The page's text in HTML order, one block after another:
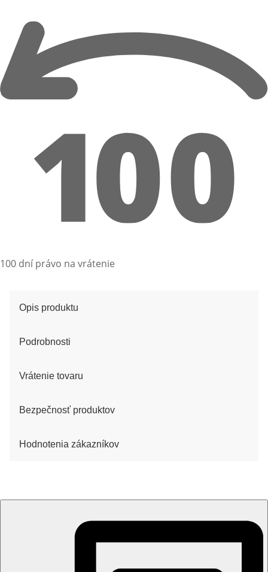
100 dní právo na vrátenie
Opis produktu
Podrobnosti
Vrátenie tovaru
Bezpečnosť produktov
Hodnotenia zákazníkov